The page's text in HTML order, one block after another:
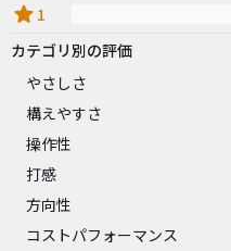
star 1
カテゴリ別の評価
やさしさ
構えやすさ
操作性
打感
方向性
コストパフォーマンス